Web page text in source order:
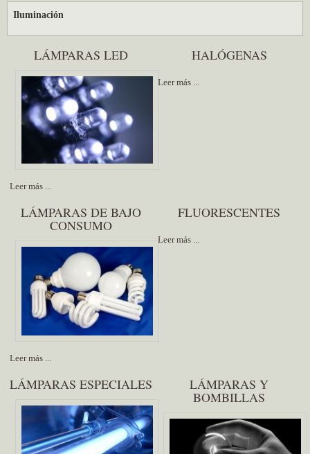
Iluminación
LÁMPARAS LED
Leer más ...
HALÓGENAS
Leer más ...
LÁMPARAS DE BAJO
CONSUMO
Leer más ...
FLUORESCENTES
Leer más ...
LÁMPARAS ESPECIALES LÁMPARAS Y
BOMBILLAS